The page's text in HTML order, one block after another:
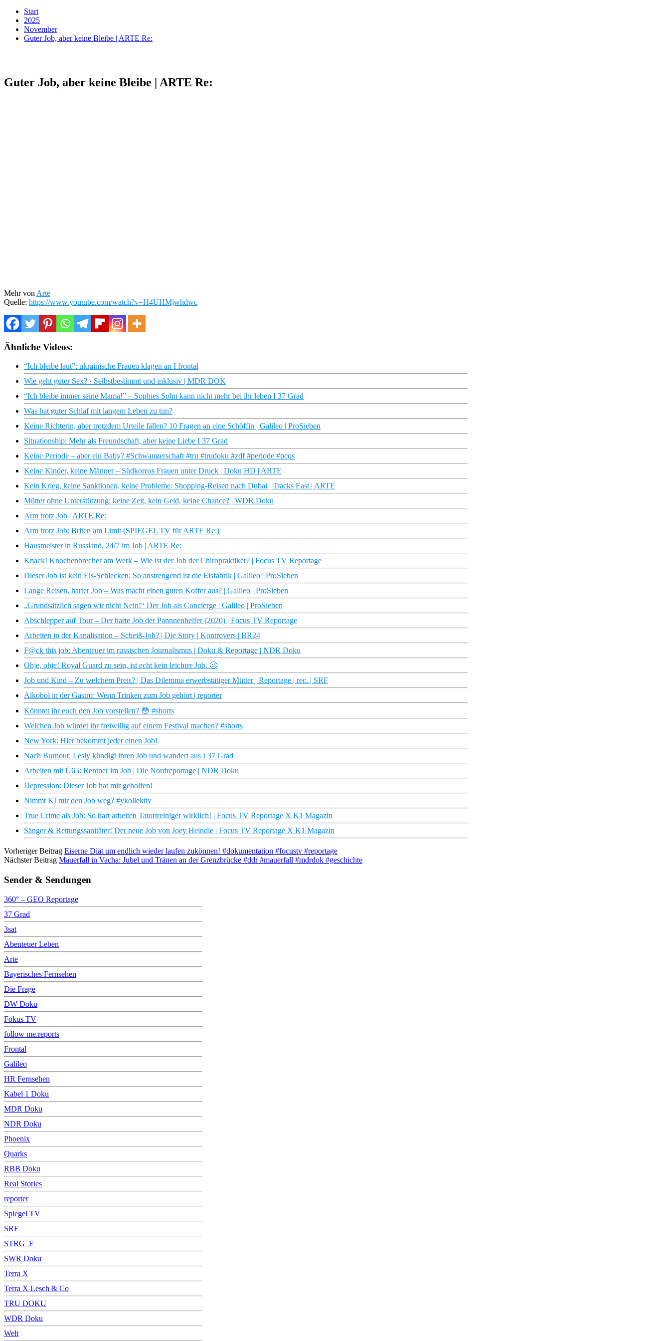
Start
2025
November
Guter Job, aber keine Bleibe | ARTE Re:
Guter Job, aber keine Bleibe | ARTE Re:
Mehr von Arte
Quelle: https://www.youtube.com/watch?v=H4UHMjwhdwc
Ähnliche Videos:
“Ich bleibe laut”: ukrainische Frauen klagen an I frontal
Wie geht guter Sex? · Selbstbestimmt und inklusiv | MDR DOK
“Ich bleibe immer seine Mama!” – Sophies Sohn kann nicht mehr bei ihr leben I 37 Grad
Was hat guter Schlaf mit langem Leben zu tun?
Keine Richterin, aber trotzdem Urteile fällen? 10 Fragen an eine Schöffin | Galileo | ProSieben
Situationship: Mehr als Freundschaft, aber keine Liebe I 37 Grad
Keine Periode – aber ein Baby? #Schwangerschaft #tru #trudoku #zdf #periode #pcos
Keine Kinder, keine Männer – Südkoreas Frauen unter Druck | Doku HD | ARTE
Kein Krieg, keine Sanktionen, keine Probleme: Shopping-Reisen nach Dubai | Tracks East | ARTE
Mütter ohne Unterstützung: keine Zeit, kein Geld, keine Chance? | WDR Doku
Arm trotz Job | ARTE Re:
Arm trotz Job: Briten am Limit (SPIEGEL TV für ARTE Re:)
Hausmeister in Russland, 24/7 im Job | ARTE Re:
Knack! Knochenbrecher am Werk – Wie ist der Job der Chiropraktiker? | Focus TV Reportage
Dieser Job ist kein Eis-Schlecken: So anstrengend ist die Eisfabrik | Galileo | ProSieben
Lange Reisen, harter Job – Was macht einen guten Koffer aus? | Galileo | ProSieben
„Grundsätzlich sagen wir nicht Nein!“ Der Job als Concierge | Galileo | ProSieben
Abschlepper auf Tour – Der harte Job der Pannnenhelfer (2020) | Focus TV Reportage
Arbeiten in der Kanalisation – Scheiß-Job? | Die Story | Kontrovers | BR24
F@ck this job: Abenteuer im russischen Journalismus | Doku & Reportage | NDR Doku
Ohje, ohje! Royal Guard zu sein, ist echt kein leichter Job. 🥴
Job und Kind – Zu welchem Preis? | Das Dilemma erwerbstätiger Mütter | Reportage | rec. | SRF
Alkohol in der Gastro: Wenn Trinken zum Job gehört | reporter
Könntet ihr euch den Job vorstellen? 😳 #shorts
Welchen Job würdet ihr freiwillig auf einem Festival machen? #shorts
New York: Hier bekommt jeder einen Job!
Nach Burnout: Lesly kündigt ihren Job und wandert aus I 37 Grad
Arbeiten mit Ü65: Rentner im Job | Die Nordreportage | NDR Doku
Depression: Dieser Job hat mir geholfen!
Nimmt KI mir den Job weg? #ykollektiv
True Crime als Job: So hart arbeiten Tatortreiniger wirklich! | Focus TV Reportage X K1 Magazin
Sänger & Rettungssanitäter! Der neue Job von Joey Heindle | Focus TV Reportage X K1 Magazin
Vorheriger Beitrag Eiserne Diät um endlich wieder laufen zukönnen! #dokumentation #focustv #reportage
Nächster Beitrag Mauerfall in Vacha: Jubel und Tränen an der Grenzbrücke #ddr #mauerfall #mdrdok #geschichte
Sender & Sendungen
360° – GEO Reportage
37 Grad
3sat
Abenteuer Leben
Arte
Bayerisches Fernsehen
Die Frage
DW Doku
Fokus TV
follow me.reports
Frontal
Galileo
HR Fernsehen
Kabel 1 Doku
MDR Doku
NDR Doku
Phoenix
Quarks
RBB Doku
Real Stories
reporter
Spiegel TV
SRF
STRG_F
SWR Doku
Terra X
Terra X Lesch & Co
TRU DOKU
WDR Doku
Welt